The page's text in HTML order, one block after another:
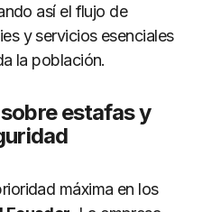
así el flujo de
y servicios esenciales
la población.
estafas y
máxima en los